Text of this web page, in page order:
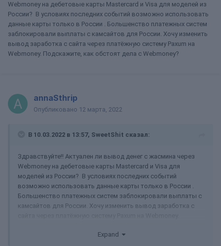
Webmoney на дебетовые карты Mastercard и Visa для моделей из
России? В условиях последних событий возможно использовать
данные карты только в России . Большенство платежных систем
заблокировали выплаты с камсайтов для России. Хочу изменить
вывод заработка с сайта через платёжную систему Paxum на
Webmoney. Подскажите, как обстоят дела с Webmoney?
annaSthrip
Опубликовано 12 марта, 2022
В 10.03.2022 в 13:57, SweetShit сказал:
Здравствуйте!! Актуален ли вывод денег с жасмина через
Webmoney на дебетовые карты Mastercard и Visa для
моделей из России? В условиях последних событий
возможно использовать данные карты только в России .
Большенство платежных систем заблокировали выплаты с
камсайтов для России. Хочу изменить вывод заработка с
Expand